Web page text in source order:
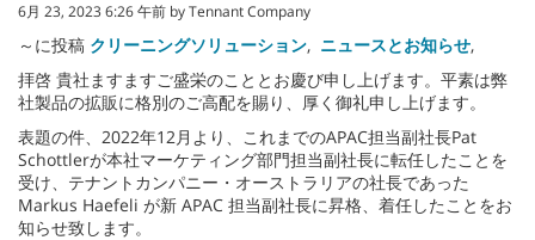
6月 23, 2023 6:26 午前 by Tennant Company
～に投稿 クリーニングソリューション, ニュースとお知らせ,
拝啓 貴社ますますご盛栄のこととお慶び申し上げます。平素は弊
社製品の拡販に格別のご高配を賜り、厚く御礼申し上げます。
表題の件、2022年12月より、これまでのAPAC担当副社長Pat
Schottlerが本社マーケティング部門担当副社長に転任したことを
受け、テナントカンパニー・オーストラリアの社長であった
Markus Haefeli が新 APAC 担当副社長に昇格、着任したことをお
知らせ致します。